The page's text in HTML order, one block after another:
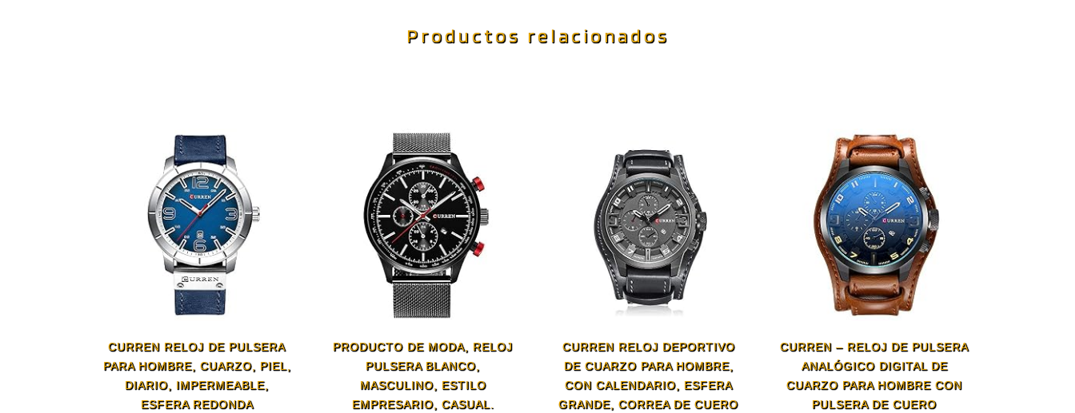
Productos relacionados
CURREN RELOJ DE PULSERA
PARA HOMBRE, CUARZO, PIEL,
DIARIO, IMPERMEABLE,
ESFERA REDONDA
PRODUCTO DE MODA, RELOJ
PULSERA BLANCO,
MASCULINO, ESTILO
EMPRESARIO, CASUAL.
CURREN RELOJ DEPORTIVO
DE CUARZO PARA HOMBRE,
CON CALENDARIO, ESFERA
GRANDE, CORREA DE CUERO
CURREN – RELOJ DE PULSERA
ANALÓGICO DIGITAL DE
CUARZO PARA HOMBRE CON
PULSERA DE CUERO